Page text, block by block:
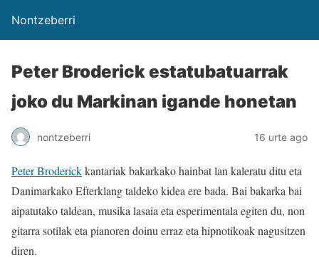
Nontzeberri
Peter Broderick estatubatuarrak
joko du Markinan igande honetan
nontzeberri 16 urte ago
Peter Broderickkantariak bakarkako hainbat lan kaleratu ditu eta
Danimarkako Efterklang taldeko kidea ere bada. Bai bakarka bai
aipatutako taldean, musika lasaia eta esperimentala egiten du, non
gitarra sotilak eta pianoren doinu erraz eta hipnotikoak nagusitzen
diren.